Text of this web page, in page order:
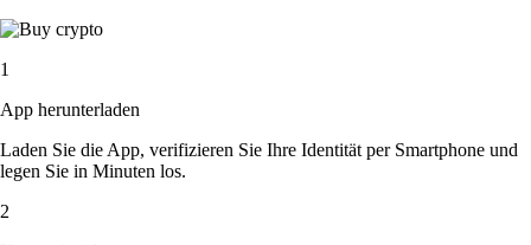
1
App herunterladen
Laden Sie die App, verifizieren Sie Ihre Identität per Smartphone und
legen Sie in Minuten los.
2